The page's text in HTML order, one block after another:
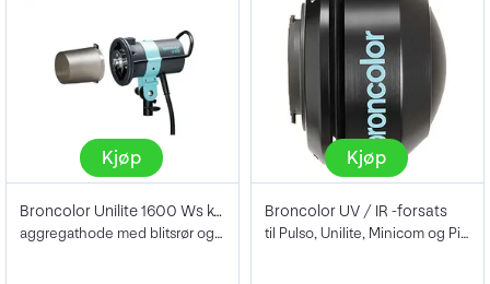
Kjøp
Broncolor Unilite 1600 Ws komplett
aggregathode med blitsrør og besk.glass
Kjøp
Broncolor UV / IR -forsats
til Pulso, Unilite, Minicom og Picolite